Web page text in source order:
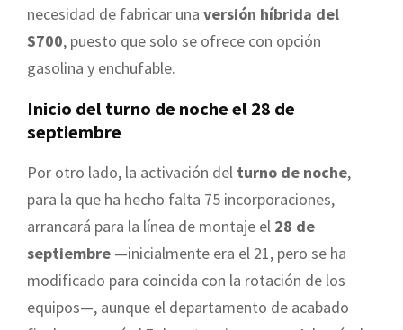
necesidad de fabricar una versión híbrida del
S700, puesto que solo se ofrece con opción
gasolina y enchufable.
Inicio del turno de noche el 28 de
septiembre
Por otro lado, la activación del turno de noche,
para la que ha hecho falta 75 incorporaciones,
arrancará para la línea de montaje el 28 de
septiembre —inicialmente era el 21, pero se ha
modificado para coincida con la rotación de los
equipos—, aunque el departamento de acabado